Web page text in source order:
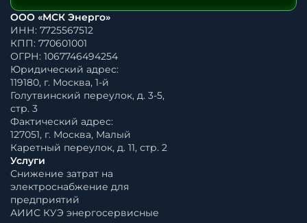
ООО «МСК Энерго»
ИНН: 7725567512
КПП: 770601001
ОГРН: 1067746494254
Юридический адрес:
119180, г. Москва, 1-й
Голутвинский переулок, д. 3-5,
стр. 3
Фактический адрес:
127051, г. Москва, Малый
Каретный переулок, д. 11, стр. 2
Услуги
Снижение затрат на
электроснабжение для
предприятий
АИИС КУЭ энергосервисные